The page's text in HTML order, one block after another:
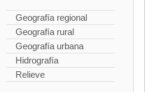
Geografía regional
Geografía rural
Geografía urbana
Hidrografía
Relieve